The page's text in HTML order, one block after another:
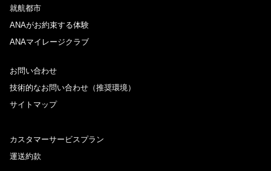
就航都市
ANAがお約束する体験
ANAマイレージクラブ
お問い合わせ
技術的なお問い合わせ（推奨環境）
サイトマップ
カスタマーサービスプラン
運送約款